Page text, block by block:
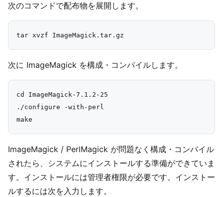
次のコマンドで配布物を展開します。
次に ImageMagick を構成・コンパイルします。
cd ImageMagick-7.1.2-25
./configure -with-perl
ImageMagick / PerlMagick が問題なく構成・コンパイル
されたら、システムにインストールする準備ができていま
す。インストールには管理者権限が必要です。インストー
ルするには次を入力します。